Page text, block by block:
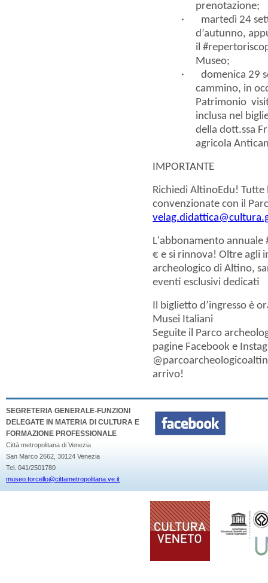
prenotazione;
· martedì 24
d’autunno,
il
Museo;
·domenica 29
cammino, in
Patrimonio
inclusa nel
della dott.ssa
agricola
IMPORTANTE
RichiediAltinoEdu! Tutte
convenzionate con il
L'abbonamento annuale
€ e si rinnova! Oltre agli
archeologico di Altino,
eventi esclusivi dedicati
Il biglietto d’ingresso è
Musei Italiani
Seguite il Parco
pagine Facebooke
arrivo!
SEGRETERIA GENERALE-FUNZIONI
DELEGATE IN MATERIA DI CULTURA E
FORMAZIONE PROFESSIONALE
Città metropolitana di Venezia
San Marco 2662, 30124 Venezia
Tel. 041/2501780
museo.torcello@cittametropolitana.ve.it